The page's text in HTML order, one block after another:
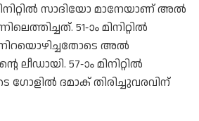
മിനിറ്റിൽ സാദിയോ മാനേയാണ് അൽ
51-ാം മിനിറ്റിൽ
അൽ
57-ാം മിനിറ്റിൽ
ഗോളിൽ ദമാക് തിരിച്ചുവരവിന്